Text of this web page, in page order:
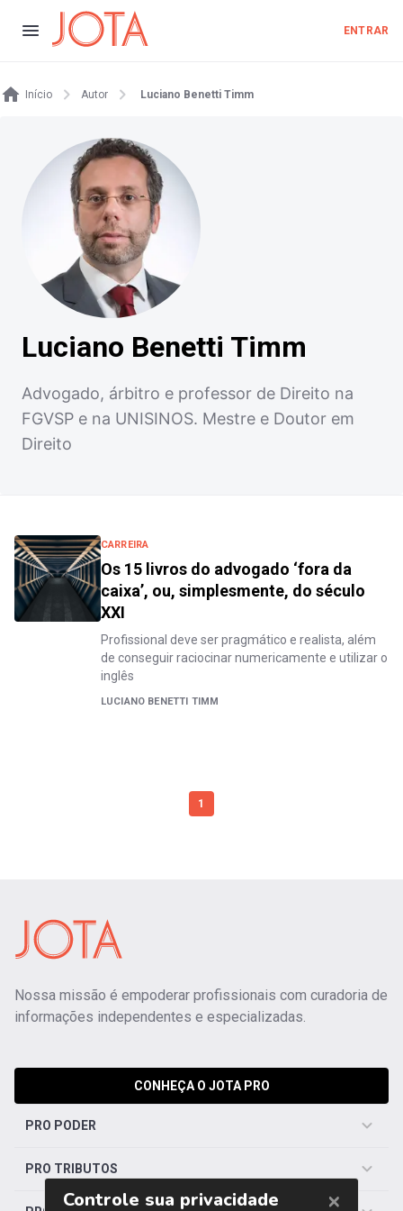
ENTRAR
Início Autor Luciano Benetti Timm
Luciano Benetti Timm
Advogado, árbitro e professor de Direito na
FGVSP e na UNISINOS. Mestre e Doutor em
Direito
CARREIRA
Os 15 livros do advogado ‘fora da
caixa’, ou, simplesmente, do século
XXI
Profissional deve ser pragmático e realista, além
de conseguir raciocinar numericamente e utilizar o
inglês
LUCIANO BENETTI TIMM
1
Nossa missão é empoderar profissionais com curadoria de
informações independentes e especializadas.
CONHEÇA O JOTA PRO
PRO PODER
PRO TRIBUTOS